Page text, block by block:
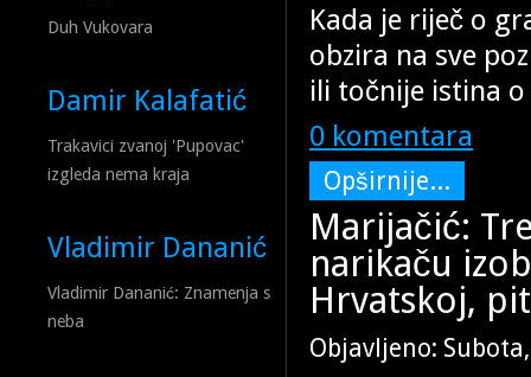
Duh Vukovara
Damir Kalafatić
Trakavici zvanoj 'Pupovac'
izgleda nema kraja
Vladimir Dananić
Vladimir Dananić: Znamenja s
neba
Kada je riječ o
obzira na sve
ili točnije istina
0 komentara
Opširnije...
Marijačić:
narikaču
Hrvatskoj,
Objavljeno: